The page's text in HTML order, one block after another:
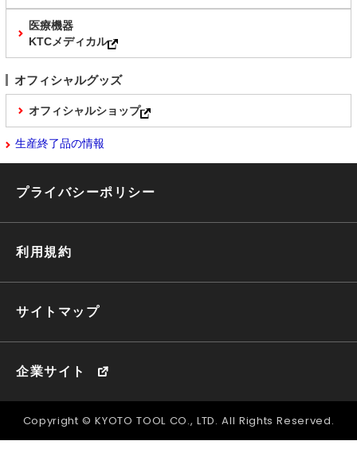
医療機器
KTCメディカル
オフィシャルグッズ
オフィシャルショップ
生産終了品の情報
プライバシーポリシー
利用規約
サイトマップ
企業サイト
Copyright © KYOTO TOOL CO., LTD. All Rights Reserved.